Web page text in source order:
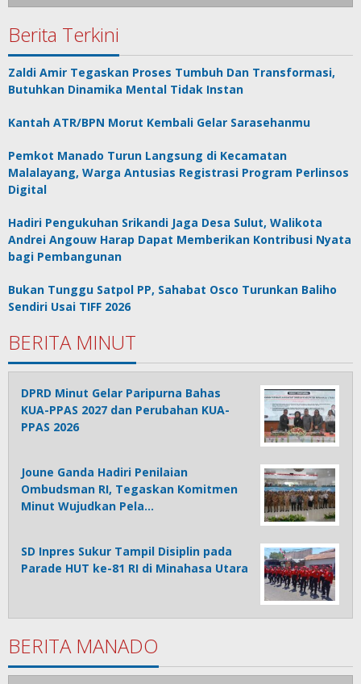
Berita Terkini
Zaldi Amir Tegaskan Proses Tumbuh Dan Transformasi,
Butuhkan Dinamika Mental Tidak Instan
Kantah ATR/BPN Morut Kembali Gelar Sarasehanmu
Pemkot Manado Turun Langsung di Kecamatan
Malalayang, Warga Antusias Registrasi Program Perlinsos
Digital
Hadiri Pengukuhan Srikandi Jaga Desa Sulut, Walikota
Andrei Angouw Harap Dapat Memberikan Kontribusi Nyata
bagi Pembangunan
Bukan Tunggu Satpol PP, Sahabat Osco Turunkan Baliho
Sendiri Usai TIFF 2026
BERITA MINUT
DPRD Minut Gelar Paripurna Bahas
KUA-PPAS 2027 dan Perubahan KUA-
PPAS 2026
Joune Ganda Hadiri Penilaian
Ombudsman RI, Tegaskan Komitmen
Minut Wujudkan Pela…
SD Inpres Sukur Tampil Disiplin pada
Parade HUT ke-81 RI di Minahasa Utara
BERITA MANADO